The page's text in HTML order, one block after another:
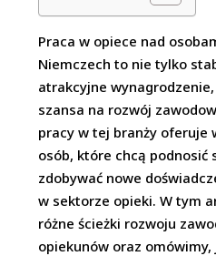
Praca w opiece nad
Niemczech to nie tylko
atrakcyjne
szansa na rozwój
pracy w tej branży oferuje
osób, które chcą podnosić
zdobywać nowe
w sektorze opieki. W tym
różne ścieżki rozwoju
opiekunów oraz omówimy,